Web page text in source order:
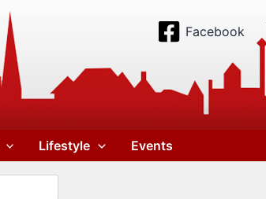
Facebook
Lifestyle Events